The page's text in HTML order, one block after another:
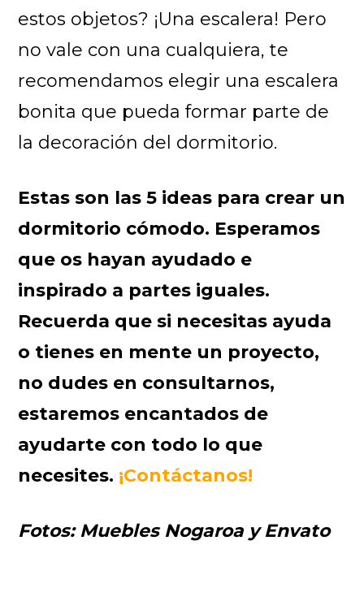
estos objetos? ¡Una escalera! Pero
no vale con una cualquiera, te
recomendamos elegir una escalera
bonita que pueda formar parte de
la decoración del dormitorio.
Estas son las 5 ideas para crear un
dormitorio cómodo. Esperamos
que os hayan ayudado e
inspirado a partes iguales.
Recuerda que si necesitas ayuda
o tienes en mente un proyecto,
no dudes en consultarnos,
estaremos encantados de
ayudarte con todo lo que
necesites. ¡Contáctanos!
Fotos: Muebles Nogaroa y Envato